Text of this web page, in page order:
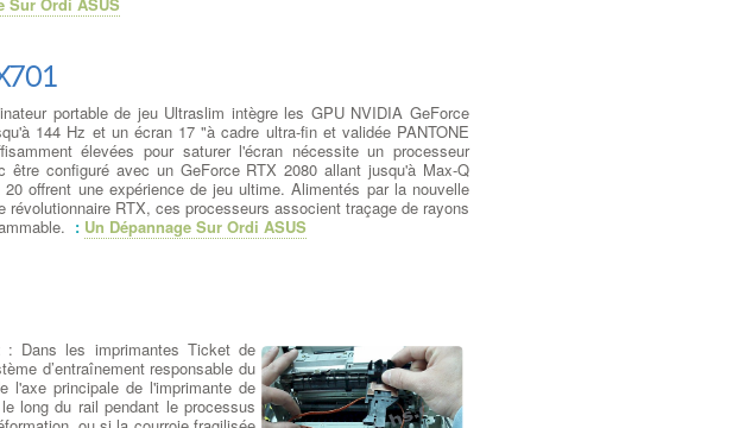
portable de jeu Ultraslim intègre les GPU NVIDIA GeForce
144 Hz et un écran 17 "à cadre ultra-fin et validée PANTONE
élevées pour saturer l'écran nécessite un processeur
configuré avec un GeForce RTX 2080 allant jusqu'à Max-Q
offrent une expérience de jeu ultime. Alimentés par la nouvelle
RTX, ces processeurs associent traçage de rayons
: Un Dépannage Sur Ordi ASUS
: Dans les imprimantes Ticket de
d’entraînement responsable du
l'axe principale de l'imprimante de
long du rail pendant le processus